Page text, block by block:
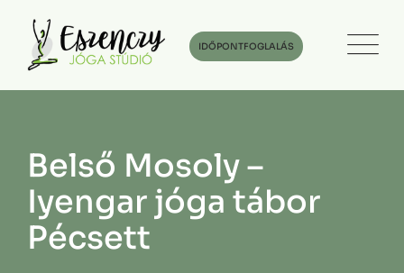
content
IDŐPONTFOGLALÁS
Belső Mosoly –
Iyengar jóga tábor
Pécsett